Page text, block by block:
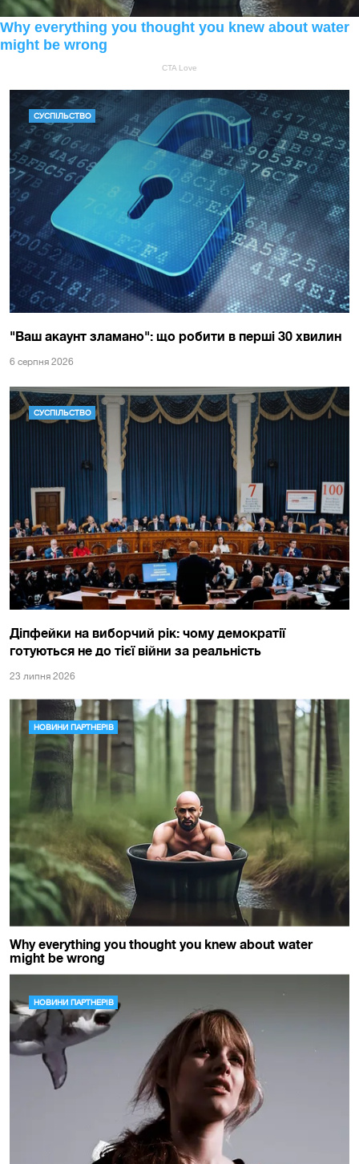
СУСПІЛЬСТВО
"Ваш акаунт зламано": що робити в перші 30 хвилин
6 серпня 2026
СУСПІЛЬСТВО
Діпфейки на виборчий рік: чому демократії
готуються не до тієї війни за реальність
23 липня 2026